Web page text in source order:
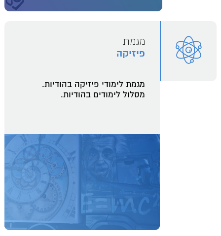
מגמת
פיזיקה
מגמת לימודי פיזיקה בהודיות.
מסלול לימודים בהודיות.